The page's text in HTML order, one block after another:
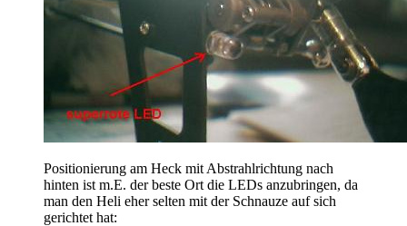
Positionierung am Heck mit Abstrahlrichtung nach
hinten ist m.E. der beste Ort die LEDs anzubringen, da
man den Heli eher selten mit der Schnauze auf sich
gerichtet hat: